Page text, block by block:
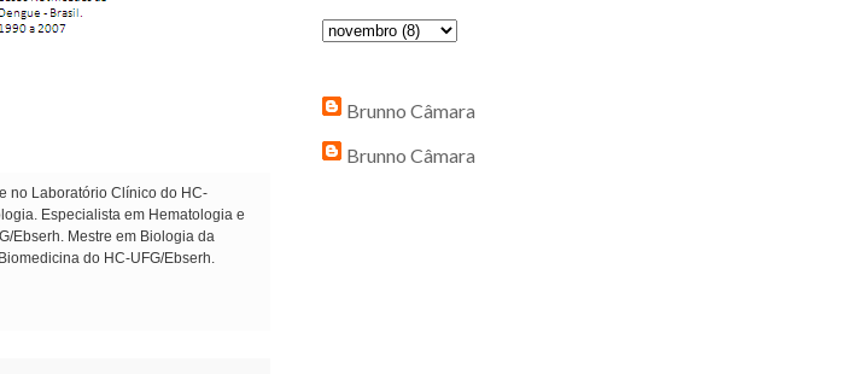
no Laboratório Clínico do HC-
Especialista em Hematologia e
Ebserh. Mestre em Biologia da
do HC-UFG/Ebserh.
Brunno Câmara
Brunno Câmara